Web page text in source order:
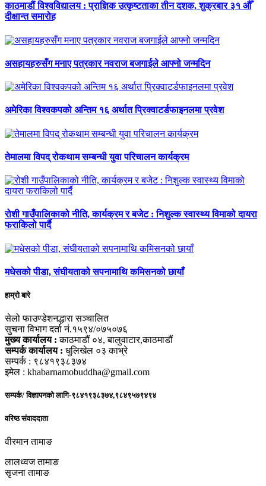
काठमाडौं विश्वविद्यालय : प्राज्ञिक उत्कृष्टताका तीन दशक, शुक्रबार ३१ औँ
दीक्षान्त समारोह
असहायहरुसँग मनाए पत्रकार नवराज बजगाईले आफ्नो जन्मदिन
अमेरिका विश्वकपको अन्तिम १६ अर्थात प्रिक्वाटर्डफाइनलमा प्रवेश
तेमालमा विपद् रोकथाम सम्बन्धी युवा परिचालन कार्यक्रम
रोशी गाउँपालिकाको नीति, कार्यक्रम र बजेट : निशुल्क स्वास्थ्य विमाको दायरा
फराकिलो पार्दै
मधेसको पीडा, संघीयताको सपनामाथि कमिसनको छायाँ
हाम्रो बारे
सेलो फाउण्डेशनद्धारा सञ्चालित
सुचना विभाग दर्ता नं.१५९४/०७५०७६
मुख्य कार्यालय : काठमाडौं ०४, बालुवाटार,काठमाडौं
सम्पर्क कार्यालय : धुलिखेल ०३ काभ्रे
सम्पर्क : ९८४१९३८३७४
इमेल : khabarnamobuddha@gmail.com
सम्पर्क/ विज्ञापनको लागि-९८४१९३८३७४,९८४९५७९४९४
वरिष्ठ संवाददाता
वीरमान तामाङ
लालध्वज तामाङ
सृजना तामाङ